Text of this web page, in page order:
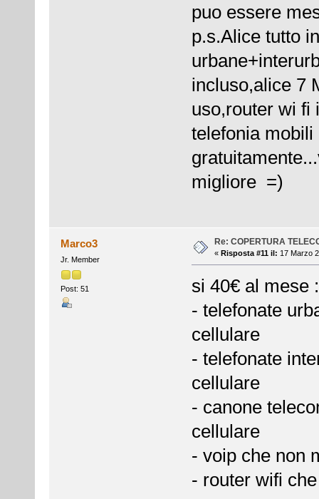
puo essere
p.s.Alice tutto
incluso,alice 7
uso,router wi fi
telefonia
migliore =)
Marco3
Jr. Member
Post: 51
Re: COPERTURA
« Risposta #11 il: 17 Marzo
si 40€ al mese :
- telefonate
cellulare
- telefonate
cellulare
- canone
cellulare
- voip che non
- router wifi